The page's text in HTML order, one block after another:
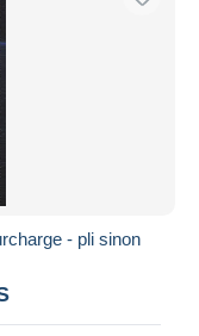
- pli sinon